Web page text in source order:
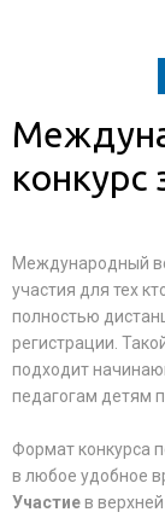
конкурс
Международный
участия для тех
полностью
регистрации.
подходит
педагогам детям
Формат конкурса
в любое удобное
Участиев